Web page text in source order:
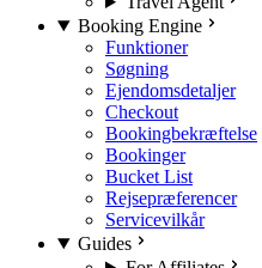
Booking Engine
Funktioner
Søgning
Ejendomsdetaljer
Checkout
Bookingbekræftelse
Bookinger
Bucket List
Rejsepræferencer
Servicevilkår
Guides